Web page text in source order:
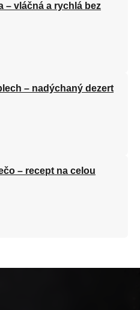
– vláčná a rychlá bez
– nadýchaný dezert
– recept na celou